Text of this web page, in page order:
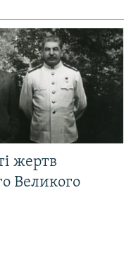
жертв
Великого